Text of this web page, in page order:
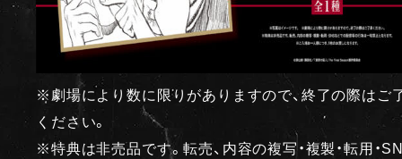
※劇場により数に限りがありますので、終了の際はご
ください。
※特典は非売品です。転売、内容の複写・複製・転用・